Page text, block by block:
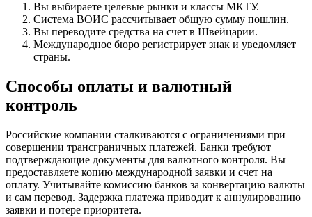
Вы выбираете целевые рынки и классы МКТУ.
Система ВОИС рассчитывает общую сумму пошлин.
Вы переводите средства на счет в Швейцарии.
Международное бюро регистрирует знак и уведомляет
страны.
Способы оплаты и валютный
контроль
Российские компании сталкиваются с ограничениями при
совершении трансграничных платежей. Банки требуют
подтверждающие документы для валютного контроля. Вы
предоставляете копию международной заявки и счет на
оплату. Учитывайте комиссию банков за конвертацию валюты
и сам перевод. Задержка платежа приводит к аннулированию
заявки и потере приоритета.